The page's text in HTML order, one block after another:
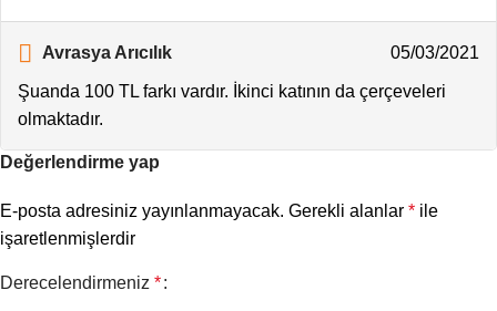
Avrasya Arıcılık 05/03/2021
Şuanda 100 TL farkı vardır. İkinci katının da çerçeveleri
olmaktadır.
Değerlendirme yap
E-posta adresiniz yayınlanmayacak. Gerekli alanlar * ile
işaretlenmişlerdir
Derecelendirmeniz *